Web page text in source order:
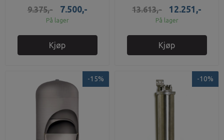
9.375,- 7.500,-
På lager
Kjøp
vannpumpe
13.613,- 12.251,-
På lager
Kjøp
-15% -10%